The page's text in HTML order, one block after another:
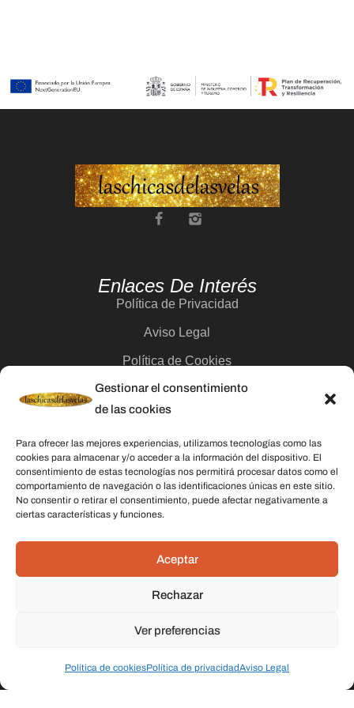
Gestionar el consentimiento
de las cookies
Para ofrecer las mejores experiencias, utilizamos tecnologías como las
cookies para almacenar y/o acceder a la información del dispositivo. El
consentimiento de estas tecnologías nos permitirá procesar datos como el
comportamiento de navegación o las identificaciones únicas en este sitio.
No consentir o retirar el consentimiento, puede afectar negativamente a
ciertas características y funciones.
Aceptar
Rechazar
Ver preferencias
Política de cookiesPolítica de privacidadAviso Legal
Enlaces De Interés
Política de Privacidad
Aviso Legal
Política de Cookies
Contacto
Categorías
Velas
Inciensos
Aceites esenciales
Datos De Contacto
C/ Stella Maris, 20 50015 Zaragoza